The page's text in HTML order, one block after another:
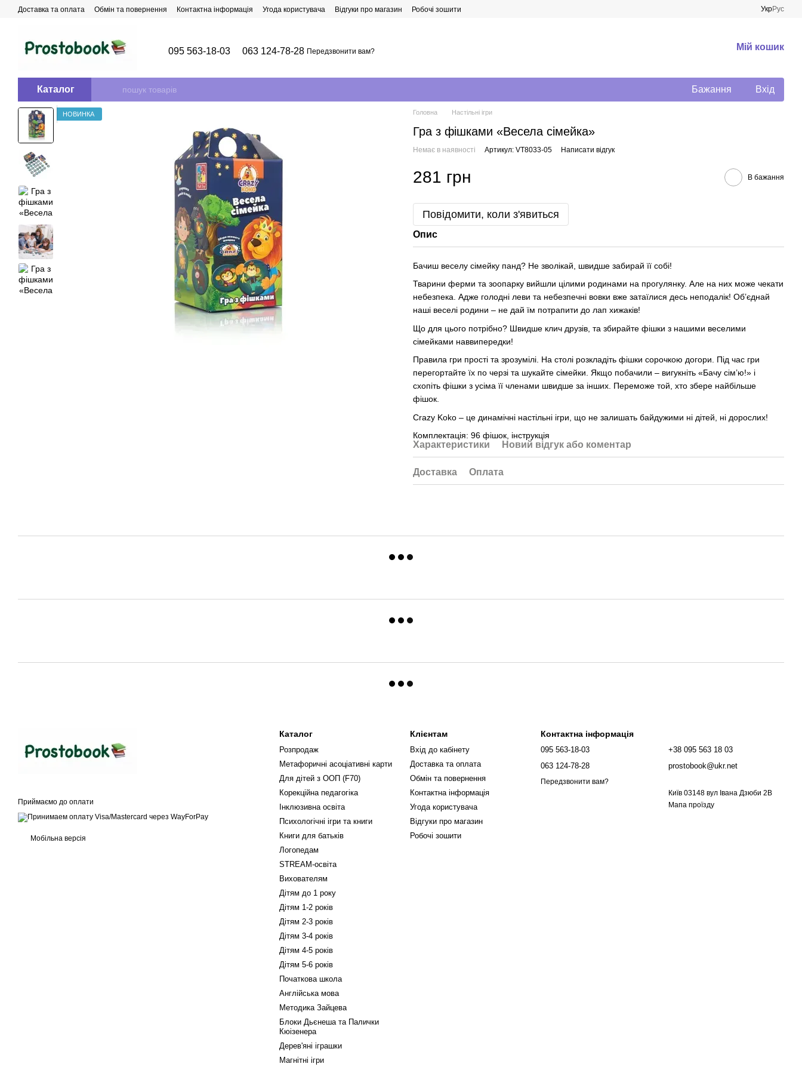
Перейти до основного контенту
Доставка та оплата Обмін та повернення Контактна інформація Угода користувача Відгуки про магазин Робочі зошити УкрРус
095 563-18-03 063 124-78-28 Передзвонити вам? Мій кошик
Каталог Бажання Вхід
НОВИНКА Головна Настільні ігри
Гра з фішками «Весела сімейка»
Немає в наявності Артикул: VT8033-05 Написати відгук
281 грн В бажання
Повідомити, коли з'явиться
Опис
Бачиш веселу сімейку панд? Не зволікай, швидше забирай її собі!
Тварини ферми та зоопарку вийшли цілими родинами на прогулянку. Але на них може чекати
небезпека. Адже голодні леви та небезпечні вовки вже затаїлися десь неподалік! Об’єднай
наші веселі родини – не дай їм потрапити до лап хижаків!
Що для цього потрібно? Швидше клич друзів, та збирайте фішки з нашими веселими
сімейками наввипередки!
Правила гри прості та зрозумілі. На столі розкладіть фішки сорочкою догори. Під час гри
перегортайте їх по черзі та шукайте сімейки. Якщо побачили – вигукніть «Бачу сім’ю!» і
схопіть фішки з усіма її членами швидше за інших. Переможе той, хто збере найбільше
фішок.
Crazy Koko – це динамічні настільні ігри, що не залишать байдужими ні дітей, ні дорослих!
Комплектація: 96 фішок, інструкція
Характеристики Новий відгук або коментар
Доставка Оплата
Приймаємо до оплати
Мобільна версія
Каталог
Розпродаж
Метафоричні асоціативні карти
Для дітей з ООП (F70)
Корекційна педагогіка
Інклюзивна освіта
Психологічні ігри та книги
Книги для батьків
Логопедам
STREAM-освіта
Вихователям
Дітям до 1 року
Дітям 1-2 років
Дітям 2-3 років
Дітям 3-4 років
Дітям 4-5 років
Дітям 5-6 років
Початкова школа
Англійська мова
Методика Зайцева
Блоки Дьєнеша та Палички
Кюізенера
Дерев'яні іграшки
Магнітні ігри
Клієнтам
Вхід до кабінету
Доставка та оплата
Обмін та повернення
Контактна інформація
Угода користувача
Відгуки про магазин
Робочі зошити
Контактна інформація
095 563-18-03
063 124-78-28
Передзвонити вам?
+38 095 563 18 03
prostobook@ukr.net
Київ 03148 вул Івана Дзюби 2В
Мапа проїзду